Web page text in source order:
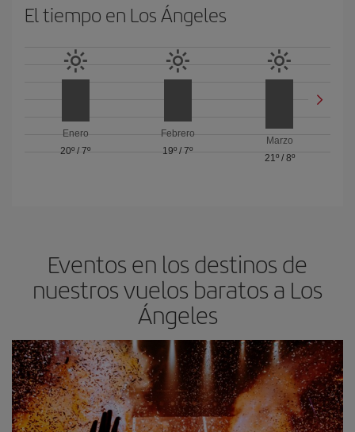
El tiempo en Los Ángeles
Enero
20º /7º
Febrero
19º / 7º
Marzo
21º/ 8º
Eventos en los destinos de
nuestros vuelos baratos a Los
Ángeles